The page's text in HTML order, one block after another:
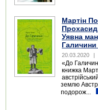
Мартін
Уявна
20.03.2020 |
«До
книжка
землю
подорож...